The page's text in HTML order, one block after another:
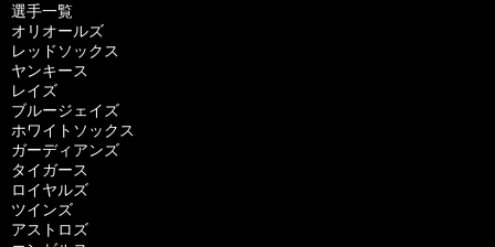
選手一覧
オリオールズ
レッドソックス
ヤンキース
レイズ
ブルージェイズ
ホワイトソックス
ガーディアンズ
タイガース
ロイヤルズ
ツインズ
アストロズ